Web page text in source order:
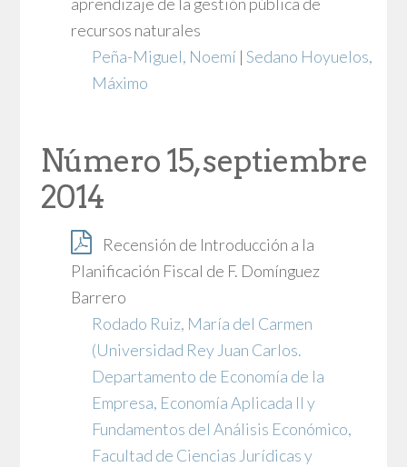
recursos naturales
Peña-Miguel, Noemí| Sedano Hoyuelos,
Máximo
Número 15, septiembre
2014
Recensión de Introducción a la
Planificación Fiscal de F. Domínguez
Barrero
Rodado Ruiz, María del Carmen
(Universidad Rey Juan Carlos.
Departamento de Economía de la
Empresa, Economía Aplicada II y
Fundamentos del Análisis Económico,
Facultad de Ciencias Jurídicas y